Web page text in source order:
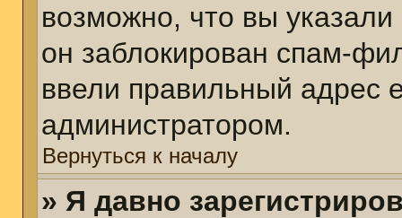
возможно, что вы
он заблокирован спам-
ввели правильный адрес
администратором.
Вернуться к началу
» Я давно